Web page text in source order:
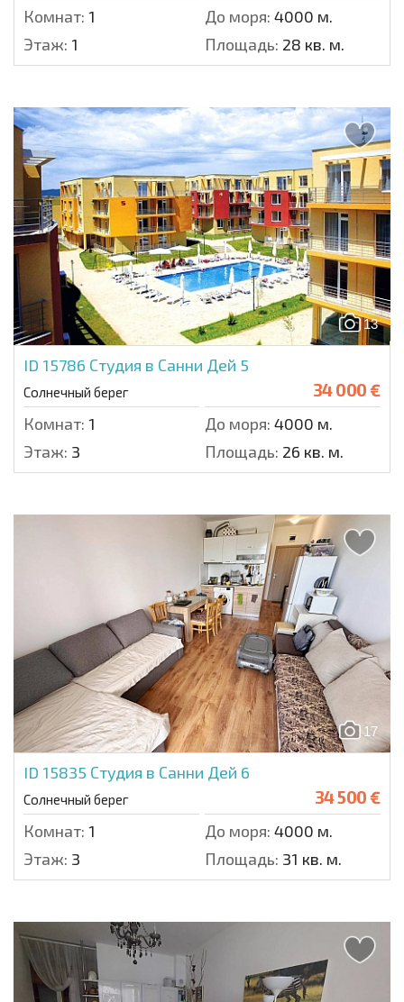
Комнат: 1 До моря: 4000 м.
Этаж: 1 Площадь: 28 кв. м.
13
ID 15786 Студия в Санни Дей 5
Солнечный берег 34 000 €
Комнат: 1 До моря: 4000 м.
Этаж: 3 Площадь: 26 кв. м.
17
ID 15835 Студия в Санни Дей 6
Солнечный берег 34 500 €
Комнат: 1 До моря: 4000 м.
Этаж: 3 Площадь: 31 кв. м.